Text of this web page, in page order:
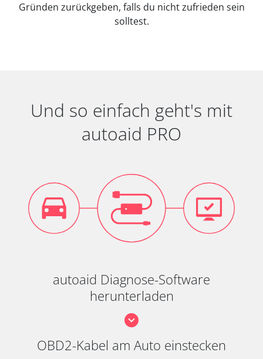
Gründen zurückgeben, falls du nicht zufrieden sein
solltest.
Und so einfach geht's mit
autoaid PRO
autoaid Diagnose-Software
herunterladen
OBD2-Kabel am Auto einstecken